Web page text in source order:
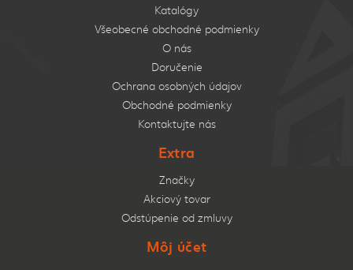
Katalógy
Všeobecné obchodné podmienky
O nás
Doručenie
Ochrana osobných údajov
Obchodné podmienky
Kontaktujte nás
Extra
Značky
Akciový tovar
Odstúpenie od zmluvy
Môj účet